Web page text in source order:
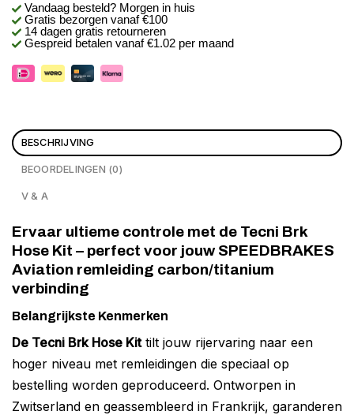
Vandaag besteld? Morgen in huis
Gratis bezorgen vanaf €100
14 dagen gratis retourneren
Gespreid betalen vanaf €1.02 per maand
BESCHRIJVING
BEOORDELINGEN (0)
V & A
Ervaar ultieme controle met de Tecni Brk
Hose Kit – perfect voor jouw SPEEDBRAKES
Aviation remleiding carbon/titanium
verbinding
Belangrijkste Kenmerken
De Tecni Brk Hose Kittilt jouw rijervaring naar een
hoger niveau met remleidingen die speciaal op
bestelling worden geproduceerd. Ontworpen in
Zwitserland en geassembleerd in Frankrijk, garanderen